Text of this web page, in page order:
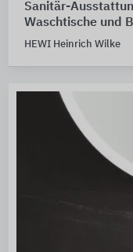
Sanitär-
Waschtische und
HEWI Heinrich Wilke